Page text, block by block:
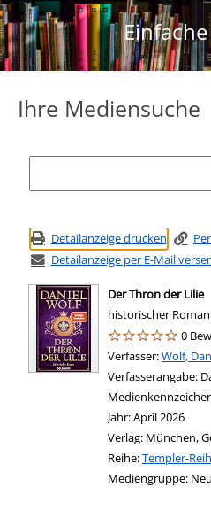
Ihre Mediensuche
Detailanzeige drucken
Detailanzeige per E-Mail
Der Thron der Lilie
historischer Roman
0
Verfasser:Suche
Wolf,
Verfasserangabe:
Jahr:April 2026
Verlag: München,
Reihe:Templer-
Mediengruppe: